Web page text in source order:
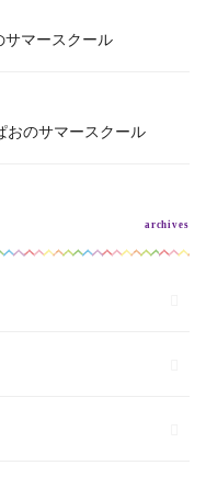
マースクール
のサマースクール